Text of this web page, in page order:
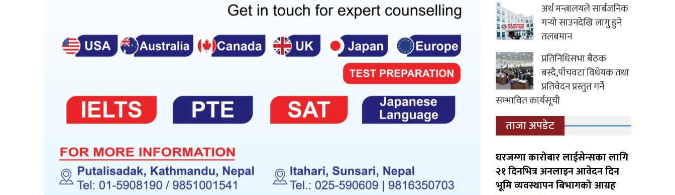
अर्थ मन्त्रालयले सार्बजनिक
गर्‍यो साउनदेखि लागु हुने
तलबमान
प्रतिनिधिसभा बैठक
बस्दै,पाँचवटा विधेयक तथा
प्रतिवेदन प्रस्तुत गर्ने
सम्भावित कार्यसूची
ताजा अपडेट
घरजग्गा कारोबार लाईसेन्सका लागि
२१ दिनभित्र अनलाइन आवेदन दिन
भूमि व्यवस्थापन बिभागको आग्रह